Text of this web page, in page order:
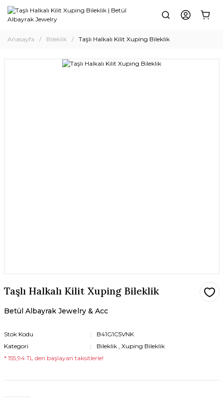
Anasayfa Bileklik Taşlı Halkalı Kilit Xuping Bileklik
Taşlı Halkalı Kilit Xuping Bileklik
Betül Albayrak Jewelry & Acc
Stok Kodu
B41G1C5VNK
Kategori
Bileklik , Xuping Bileklik
* 155,94 TL den başlayan taksitlerle!